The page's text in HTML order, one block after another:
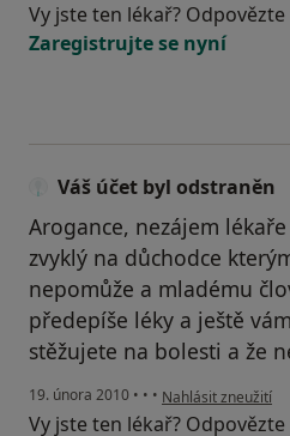
Vy jste ten lékař?
Zaregistrujte se nyní
Váš účet byl odstraněn
Arogance, nezájem
zvyklý na důchodce
nepomůže a mladému
předepíše léky a ještě
stěžujete na bolesti a že
19. února 2010 • • • podle názoru
Nahlásit zneužití
Vy jste ten lékař?